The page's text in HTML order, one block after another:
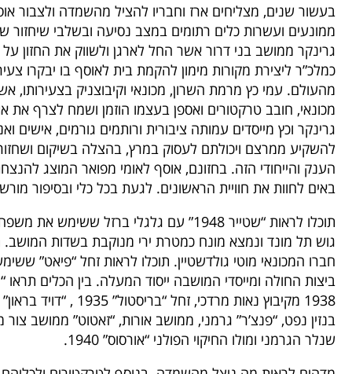
בעשור שנים, מצליחים ארז וחבריו להציל מהשמדה ולצבור
ממונעים ועשרות כלים רתומים במצב נסיעה ובשלבי שיחזור
גרינקר ממושב בני דרור אשר החל לארגן ולשווק את החזון
כמלכ”ר ליצירת מקורות מימון להקמת בית לאוסף בו יבקרו
מהעולם. עמי כץ מרמת השרון, מכונאי וקיבוצניק בצעירותו,
מכונאי, חובב טרקטורים ואספן בעצמו הוזמן ושמח לצרף את
גרינקר וכץ מייסדים עמותה ציבורית ורותמים גורמים,
להשקיע ממרצם ויכולתם לעסוק במרץ, בהצלה בשיקום
הענק והייחודי הזה. בחזונם, אוסף לאומי מפואר המוצג
באים לחוות את חוויית הראשונים. לגעת בכל כלי ובסיפור
תוכלו לראות “שטייר 1948” עם גלגלי ברזל
גוש תל מונד ונמצא מונח כמטרת ירי מנוקבת בשדות
חברו המכונאי מוטי גולדשטיין. תוכלו לראות זחל “פיאט”
שנלר הגרמני ומולו החיקוי הפולני “אורסוס” 1940.